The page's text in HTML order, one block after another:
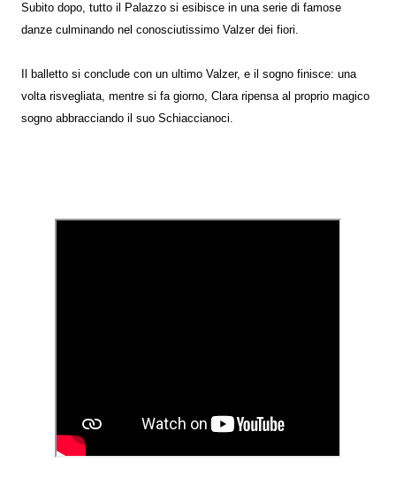
Subito dopo, tutto il Palazzo si esibisce in una serie di famose
danze culminando nel conosciutissimo Valzer dei fiori.
Il balletto si conclude con un ultimo Valzer, e il sogno finisce: una
volta risvegliata, mentre si fa giorno, Clara ripensa al proprio magico
sogno abbracciando il suo Schiaccianoci.